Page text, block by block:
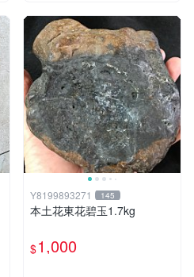
Y8199893271 145
本土花東花碧玉1.7kg
$1,000